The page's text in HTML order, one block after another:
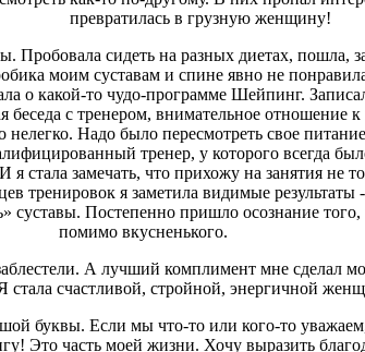
превратилась в грузную женщину!
Пробовала сидеть на разных диетах, пошла,
моим суставам и спине явно не
о какой-то чудо-программе Шейпинг.
беседа с тренером, внимательное отношение
Надо было пересмотреть свое
тренер, у которого всегда
стала замечать, что прихожу на занятия не
тренировок я заметила видимые
суставы. Постепенно пришло осознание
помимо вкусненького.
А лучший комплимент мне сделал
стала счастливой, стройной, энергичной
буквы. Если мы что-то или кого-то
Это часть моей жизни. Хочу выразить